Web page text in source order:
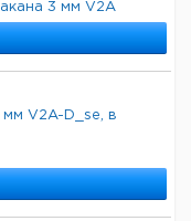
3 мм V2A
V2A-D_se, в